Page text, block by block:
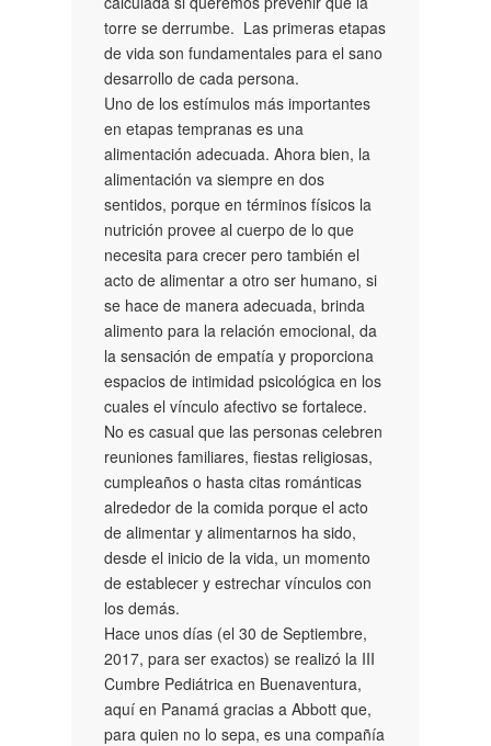
torre se derrumbe. Las primeras etapas
de vida son fundamentales para el sano
desarrollo de cada persona.
Uno de los estímulos más importantes
en etapas tempranas es una
alimentación adecuada. Ahora bien, la
alimentación va siempre en dos
sentidos, porque en términos físicos la
nutrición provee al cuerpo de lo que
necesita para crecer pero también el
acto de alimentar a otro ser humano, si
se hace de manera adecuada, brinda
alimento para la relación emocional, da
la sensación de empatía y proporciona
espacios de intimidad psicológica en los
cuales el vínculo afectivo se fortalece.
No es casual que las personas celebren
reuniones familiares, fiestas religiosas,
cumpleaños o hasta citas románticas
alrededor de la comida porque el acto
de alimentar y alimentarnos ha sido,
desde el inicio de la vida, un momento
de establecer y estrechar vínculos con
los demás.
Hace unos días (el 30 de Septiembre,
2017, para ser exactos) se realizó la III
Cumbre Pediátrica en Buenaventura,
aquí en Panamá gracias a Abbott que,
para quien no lo sepa, es una compañía